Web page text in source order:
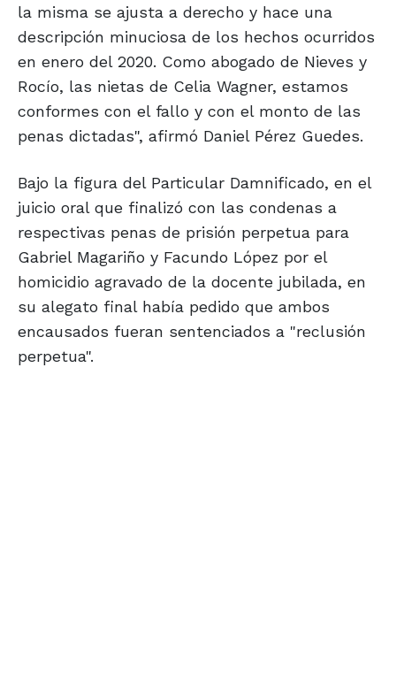
la misma se ajusta a derecho y hace una
descripción minuciosa de los hechos ocurridos
en enero del 2020. Como abogado de Nieves y
Rocío, las nietas de Celia Wagner, estamos
conformes con el fallo y con el monto de las
penas dictadas", afirmó Daniel Pérez Guedes.
Bajo la figura del Particular Damnificado, en el
juicio oral que finalizó con las condenas a
respectivas penas de prisión perpetua para
Gabriel Magariño y Facundo López por el
homicidio agravado de la docente jubilada, en
su alegato final había pedido que ambos
encausados fueran sentenciados a "reclusión
perpetua".